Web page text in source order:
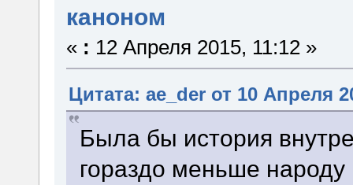
каноном
« : 12 Апреля 2015, 11:12 »
Цитата: ae_der от 10 Апреля
Была бы история
гораздо меньше